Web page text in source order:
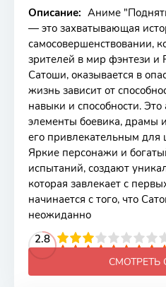
Описание: Аниме
— это захватывающая
самосовершенствовании,
зрителей в мир фэнтези и
Сатоши, оказывается в
жизнь зависит от
навыки и способности. Это
элементы боевика, драмы
его привлекательным для
Яркие персонажи и
испытаний, создают
которая завлекает с
начинается с того, что
неожиданно
2.8
4 5 6 7 8 9 10